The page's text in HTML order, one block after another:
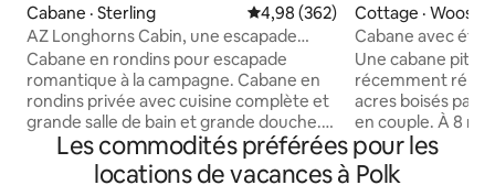
Cabane · Sterling Note moyenne de 4,98 sur 5,
4,98 (362)
AZ Longhorns Cabin, une escapade
romantique !
Cabane en rondins pour escapade
romantique à la campagne. Cabane en
rondins privée avec cuisine complète et
grande salle de bain et grande douche.
Cette cabane a été construite à l'été
2016 et nous continuons à l'aménager et
à en faire un endroit idéal pour une
Cottage ·
Cabane avec
Jacuzzi * Lit King
Une cabane
récemment
acres boisés
en couple. À 8
centre-ville pour
des boutiques
des vignobles
Les commodités préférées pour les
locations de vacances à Polk